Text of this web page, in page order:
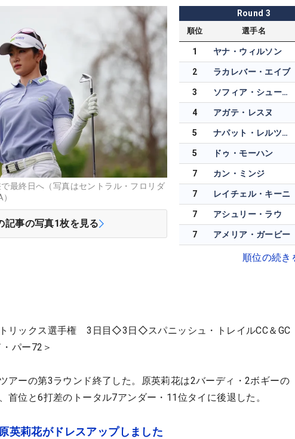
最終日へ（写真はセントラル・フロリダ
記事の写真1枚を見る
Round 3
順位 選手名
1 ヤナ・ウィルソン
2 ラカレバー・エイブ
3 ソフィア・シューベルト
4 アガテ・レスヌ
5 ナパット・レルツァドワッタナ
5 ドゥ・モーハン
7 カン・ミンジ
7 レイチェル・キーニ
7 アシュリー・ラウ
7 アメリア・ガービー
順位の続き
リックス選手権 3日目◇3日◇スパニッシュ・トレイルCC＆GC
パー72＞
アーの第3ラウンド終了した。原英莉花は2バーディ・2ボギーの
首位と6打差のトータル7アンダー・11位タイに後退した。
英莉花がドレスアップしました